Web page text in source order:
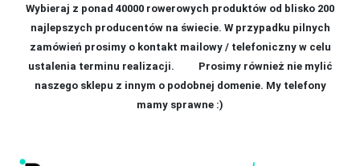
Wybieraj z ponad 40000 rowerowych produktów od blisko 200
najlepszych producentów na świecie. W przypadku pilnych
zamówień prosimy o kontakt mailowy / telefoniczny w celu
ustalenia terminu realizacji. Prosimy również nie mylić
naszego sklepu z innym o podobnej domenie. My telefony
mamy sprawne :)